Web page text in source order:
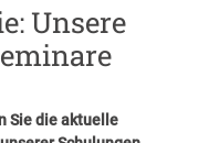
Unsere
Sie die aktuelle